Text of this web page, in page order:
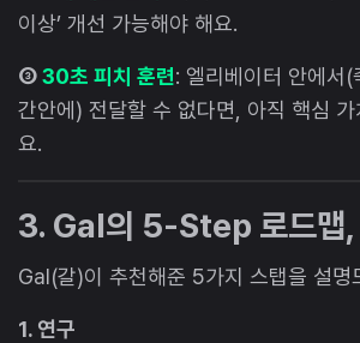
이상’ 개선 가능해야 해요.
③30초 피치 훈련: 엘리베이터 안에서(
간안에) 전달할 수 없다면, 아직 핵심 가
요.
3. Gal의 5-Step 로드맵,
Gal(갈)이 추천해준 5가지 스탭을 설명
1. 연구